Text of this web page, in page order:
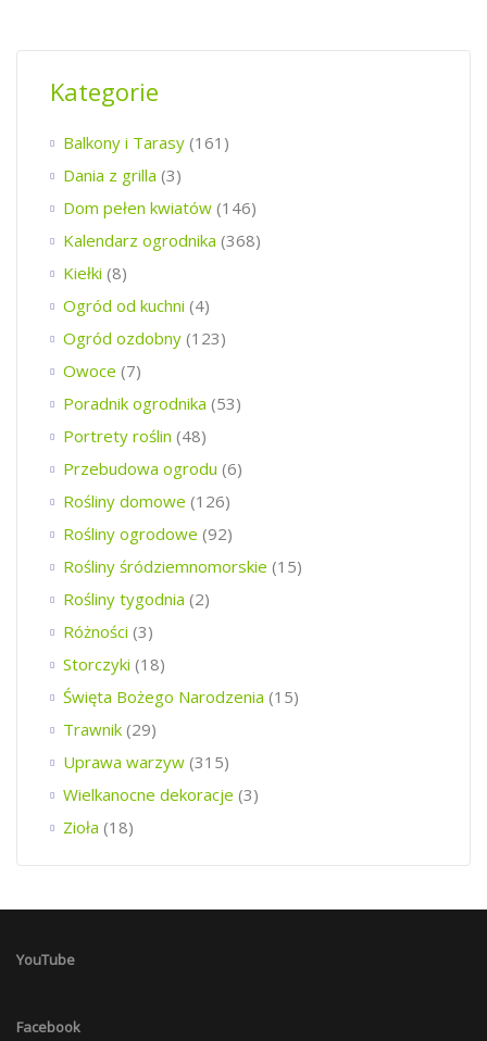
Kategorie
Balkony i Tarasy (161)
Dania z grilla (3)
Dom pełen kwiatów (146)
Kalendarz ogrodnika (368)
Kiełki (8)
Ogród od kuchni (4)
Ogród ozdobny (123)
Owoce (7)
Poradnik ogrodnika (53)
Portrety roślin (48)
Przebudowa ogrodu (6)
Rośliny domowe (126)
Rośliny ogrodowe (92)
Rośliny śródziemnomorskie (15)
Rośliny tygodnia (2)
Różności (3)
Storczyki (18)
Święta Bożego Narodzenia (15)
Trawnik (29)
Uprawa warzyw (315)
Wielkanocne dekoracje (3)
Zioła (18)
YouTube
Facebook